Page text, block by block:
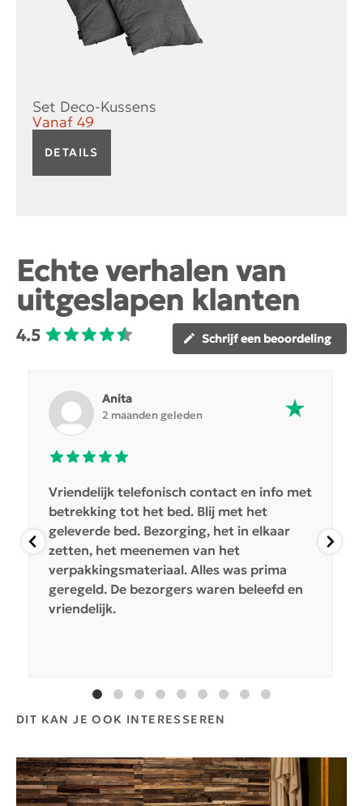
Set Deco-Kussens
Vanaf 49
DETAILS
Echte verhalen van
uitgeslapen klanten
4.5 Schrijf een beoordeling
Anita
2 maanden geleden
Vriendelijk telefonisch contact en info met
betrekking tot het bed. Blij met het
geleverde bed. Bezorging, het in elkaar
zetten, het meenemen van het
verpakkingsmateriaal. Alles was prima
geregeld. De bezorgers waren beleefd en
vriendelijk.
DIT KAN JE OOK INTERESSEREN